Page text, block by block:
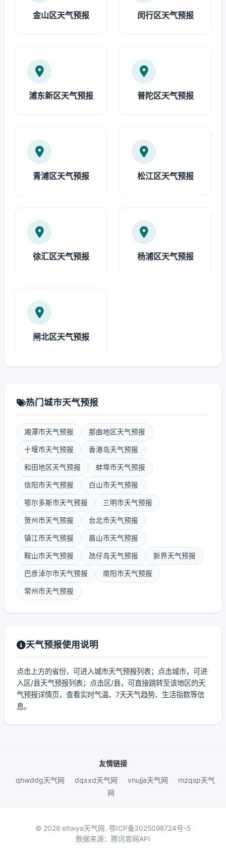
金山区天气预报 闵行区天气预报
浦东新区天气预报 普陀区天气预报
青浦区天气预报 松江区天气预报
徐汇区天气预报 杨浦区天气预报
闸北区天气预报
热门城市天气预报
湘潭市天气预报 那曲地区天气预报
十堰市天气预报 香港岛天气预报
和田地区天气预报 蚌埠市天气预报
信阳市天气预报 白山市天气预报
鄂尔多斯市天气预报 三明市天气预报
贺州市天气预报 台北市天气预报
镇江市天气预报 眉山市天气预报
鞍山市天气预报 氹仔岛天气预报 新界天气预报
巴彦淖尔市天气预报 南阳市天气预报
常州市天气预报
天气预报使用说明
点击上方的省份，可进入城市天气预报列表；点击城市，可进
入区/县天气预报列表；点击区/县，可直接跳转至该地区的天
气预报详情页，查看实时气温、7天天气趋势、生活指数等信
息。
友情链接
qhwddg天气网
dqxxd天气网 vnujja天气网
mzqsp天气
网
© 2026 eltwya天气网. 鄂ICP备2025098724号-5
数据来源：腾讯官网API